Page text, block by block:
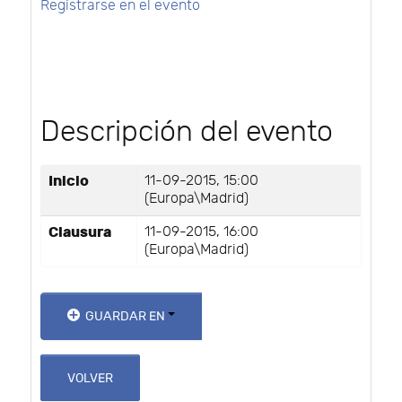
Registrarse en el evento
Descripción del evento
Inicio
11-09-2015, 15:00
(Europa\Madrid)
Clausura
11-09-2015, 16:00
(Europa\Madrid)
GUARDAR EN
VOLVER